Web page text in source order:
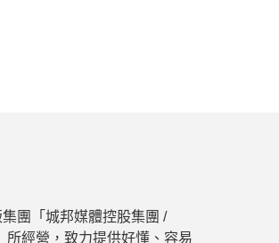
團「城邦媒體控股集團 /
所經營，致力提供好懂、容易